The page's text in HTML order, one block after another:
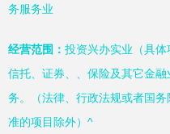
务服务业
经营范围： 投资兴办实业（具
信托、证券、、保险及其它金
务。（法律、行政法规或者国
准的项目除外）^